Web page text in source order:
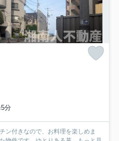
分
ン付きなので、お料理を楽しめま